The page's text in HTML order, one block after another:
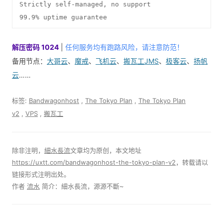
Strictly self-managed, no support
99.9% uptime guarantee
解压密码 1024
任何服务均有跑路风险，请注意防范！
备用节点： 大哥云、 魔戒、 飞机云、 搬瓦工JMS、 极客云、 扬帆
云……
标签: Bandwagonhost The Tokyo Plan
The Tokyo Plan
v2
VPS 搬瓦工
除非注明， 細水長流文章均为原创，本文地址
https://uxtt.com/bandwagonhost-the-tokyo-plan-v2，转载请以
链接形式注明出处。
作者 流水 简介：細水長流，源源不斷~